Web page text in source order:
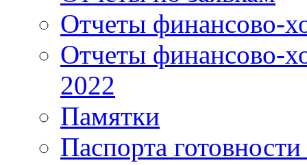
Отчеты финансово-
Отчеты финансово-
2022
Памятки
Паспорта